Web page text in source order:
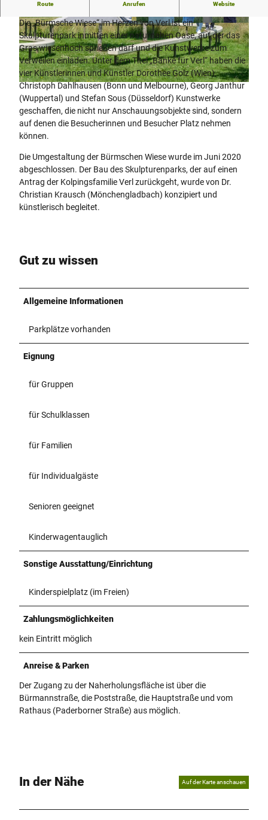
© Teutoburger Wald Tourismus, P. Gawandtka
© Teutoburger Wald Tourismus, P. Gawandtka © Teutoburger Wald Tourismus, P. Gawandtka
Route Anrufen Website
Die „Bürmsche Wiese“ im Herzen von Verl ist ein
Skulpturenpark inmitten einer naturnahen Oase, auf der das
Gras wiesenhoch sprießen darf und die Kunstwerke zum
Verweilen einladen. Unter dem Titel „Bänke für Verl“ haben die
vier Künstlerinnen und Künstler Dorothee Golz (Wien),
Christoph Dahlhausen (Bonn und Melbourne), Georg Janthur
(Wuppertal) und Stefan Sous (Düsseldorf) Kunstwerke
geschaffen, die nicht nur Anschauungsobjekte sind, sondern
auf denen die Besucherinnen und Besucher Platz nehmen
können.
Die Umgestaltung der Bürmschen Wiese wurde im Juni 2020
abgeschlossen. Der Bau des Skulpturenparks, der auf einen
Antrag der Kolpingsfamilie Verl zurückgeht, wurde von Dr.
Christian Krausch (Mönchengladbach) konzipiert und
künstlerisch begleitet.
Gut zu wissen
Allgemeine Informationen
Parkplätze vorhanden
Eignung
für Gruppen
für Schulklassen
für Familien
für Individualgäste
Senioren geeignet
Kinderwagentauglich
Sonstige Ausstattung/Einrichtung
Kinderspielplatz (im Freien)
Zahlungsmöglichkeiten
kein Eintritt möglich
Anreise & Parken
Der Zugang zu der Naherholungsfläche ist über die
Bürmannstraße, die Poststraße, die Hauptstraße und vom
Rathaus (Paderborner Straße) aus möglich.
In der Nähe Auf der Karte anschauen